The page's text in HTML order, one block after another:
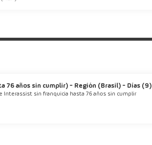
76 años sin cumplir) - Región (Brasil) - Días (9)
Interassist sin franquicia hasta 76 años sin cumplir